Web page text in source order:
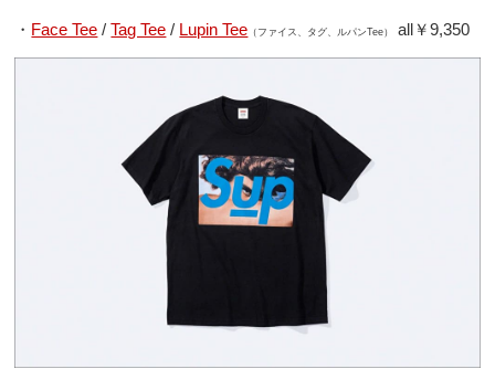
・ Face Tee /Tag Tee / Lupin Tee （ファイス、タグ、ルパンTee） all￥9,350